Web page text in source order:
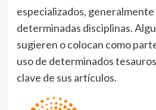
especializados, generalmente
determinadas disciplinas.
sugieren o colocan como
uso de determinados
clave de sus artículos.